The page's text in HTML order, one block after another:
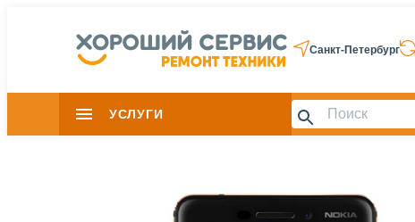
Санкт-Петербург
УСЛУГИ